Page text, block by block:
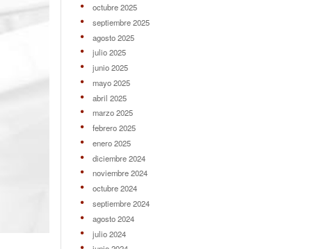
octubre 2025
septiembre 2025
agosto 2025
julio 2025
junio 2025
mayo 2025
abril 2025
marzo 2025
febrero 2025
enero 2025
diciembre 2024
noviembre 2024
octubre 2024
septiembre 2024
agosto 2024
julio 2024